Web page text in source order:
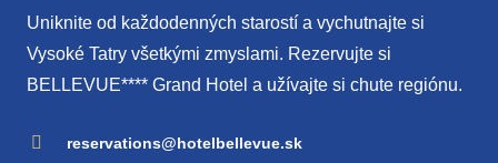
Uniknite od každodenných starostí a vychutnajte si
Vysoké Tatry všetkými zmyslami. Rezervujte si
BELLEVUE**** Grand Hotel a užívajte si chute regiónu.
reservations@hotelbellevue.sk